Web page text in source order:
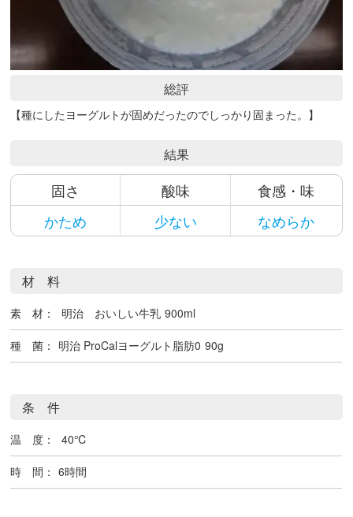
総評
【種にしたヨーグルトが固めだったのでしっかり固まった。】
結果
固さ 酸味
食感・味
かため
少ない なめらか
材 料
素 材： 明治 おいしい牛乳 900ml
種 菌： 明治 ProCalヨーグルト脂肪0 90g
条 件
温 度： 40℃
時 間： 6時間